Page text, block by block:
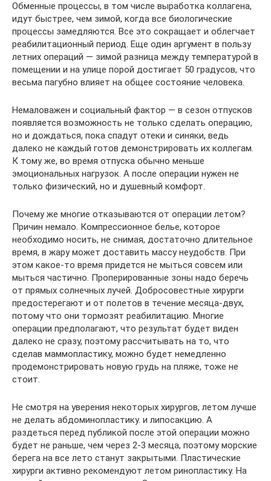
Обменные процессы, в том числе выработка коллагена,
идут быстрее, чем зимой, когда все биологические
процессы замедляются. Все это сокращает и облегчает
реабилитационный период. Еще один аргумент в пользу
летних операций — зимой разница между температурой в
помещении и на улице порой достигает 50 градусов, что
весьма пагубно влияет на общее состояние человека.
Немаловажен и социальный фактор — в сезон отпусков
появляется возможность не только сделать операцию,
но и дождаться, пока спадут отеки и синяки, ведь
далеко не каждый готов демонстрировать их коллегам.
К тому же, во время отпуска обычно меньше
эмоциональных нагрузок. А после операции нужен не
только физический, но и душевный комфорт.
Почему же многие отказываются от операции летом?
Причин немало. Компрессионное белье, которое
необходимо носить, не снимая, достаточно длительное
время, в жару может доставить массу неудобств. При
этом какое-то время придется не мыться совсем или
мыться частично. Проперированные зоны надо беречь
от прямых солнечных лучей. Добросовестные хирурги
предостерегают и от полетов в течение месяца-двух,
потому что они тормозят реабилитацию. Многие
операции предполагают, что результат будет виден
далеко не сразу, поэтому рассчитывать на то, что
сделав маммопластику, можно будет немедленно
продемонстрировать новую грудь на пляже, тоже не
стоит.
Не смотря на уверения некоторых хирургов, летом лучше
не делать абдоминопластику. и липосакцию. А
раздеться перед публикой после этой операции можно
будет не раньше, чем через 2-3 месяца, поэтому морские
берега на все лето станут закрытыми. Пластические
хирурги активно рекомендуют летом ринопластику. На